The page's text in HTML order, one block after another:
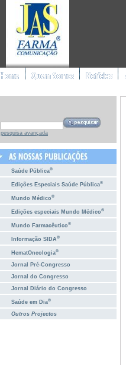
pesquisa avançada
Saúde Pública®
Edições Especiais Saúde Pública®
Mundo Médico®
Edições especiais Mundo Médico®
Mundo Farmacêutico®
Informação SIDA®
HematOncologia®
Jornal Pré-Congresso
Jornal do Congresso
Jornal Diário do Congresso
Saúde em Dia®
Outros Projectos